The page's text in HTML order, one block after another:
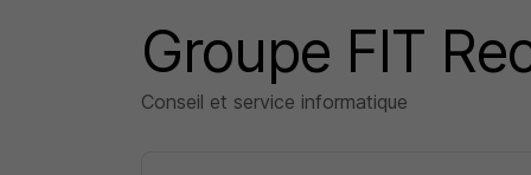
Groupe FIT
Conseil et service informatique